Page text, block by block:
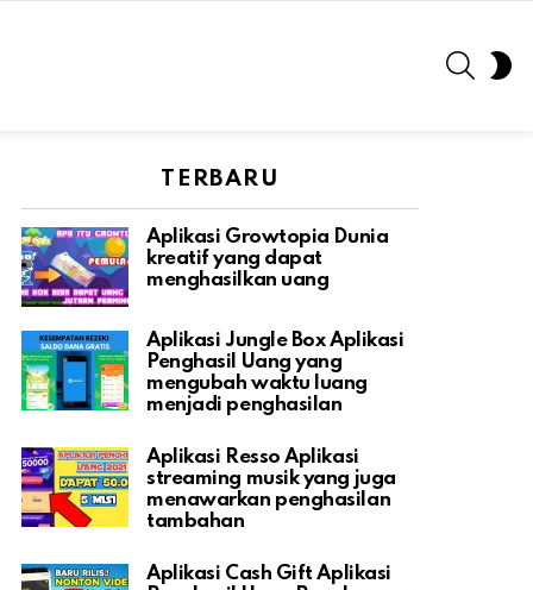
TERBARU
Aplikasi Growtopia Dunia
kreatif yang dapat
menghasilkan uang
Aplikasi Jungle Box Aplikasi
Penghasil Uang yang
mengubah waktu luang
menjadi penghasilan
Aplikasi Resso Aplikasi
streaming musik yang juga
menawarkan penghasilan
tambahan
Aplikasi Cash Gift Aplikasi